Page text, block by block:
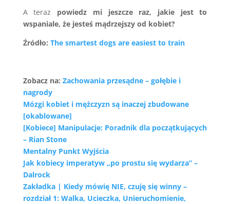
A teraz powiedz mi jeszcze raz, jakie jest to
wspaniale, że jesteś mądrzejszy od kobiet?
Źródło: The smartest dogs are easiest to train
Zobacz na: Zachowania przesądne – gołębie i
nagrody
Mózgi kobiet i mężczyzn są inaczej zbudowane
[okablowane]
[Kobiece] Manipulacje: Poradnik dla początkujących
– Rian Stone
Mentalny Punkt Wyjścia
Jak kobiecy imperatyw „po prostu się wydarza” –
Dalrock
Zakładka | Kiedy mówię NIE, czuję się winny –
rozdział 1: Walka, Ucieczka, Unieruchomienie,